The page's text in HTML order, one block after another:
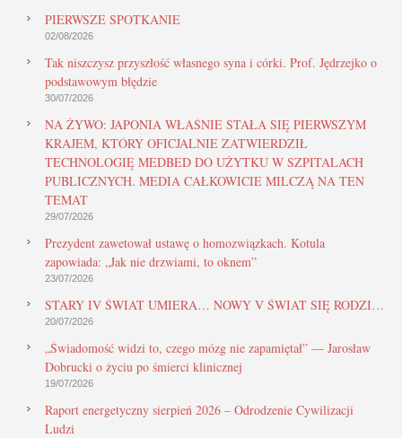
PIERWSZE SPOTKANIE
02/08/2026
Tak niszczysz przyszłość własnego syna i córki. Prof. Jędrzejko o
podstawowym błędzie
30/07/2026
NA ŻYWO: JAPONIA WŁAŚNIE STAŁA SIĘ PIERWSZYM
KRAJEM, KTÓRY OFICJALNIE ZATWIERDZIŁ
TECHNOLOGIĘ MEDBED DO UŻYTKU W SZPITALACH
PUBLICZNYCH. MEDIA CAŁKOWICIE MILCZĄ NA TEN
TEMAT
29/07/2026
Prezydent zawetował ustawę o homozwiązkach. Kotula
zapowiada: „Jak nie drzwiami, to oknem”
23/07/2026
STARY IV ŚWIAT UMIERA… NOWY V ŚWIAT SIĘ RODZI…
20/07/2026
„Świadomość widzi to, czego mózg nie zapamiętał” — Jarosław
Dobrucki o życiu po śmierci klinicznej
19/07/2026
Raport energetyczny sierpień 2026 – Odrodzenie Cywilizacji
Ludzi